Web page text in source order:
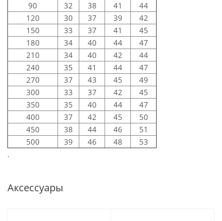
90
32 38 41
44
120
30 37 39
42
150
33 37 41
45
180
34 40 44
47
210
34 40 42
44
240
35 41 44
47
270
37 43 45
49
300
33 37 42
45
350
35 40 44
47
400
37 42 45
50
450
38 44 46
51
500
39 46 48
53
.
Аксессуары